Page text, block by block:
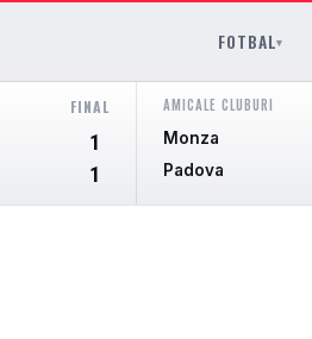
FOTBAL▾
FINAL
1
1
AMICALE CLUBURI
Monza
Padova